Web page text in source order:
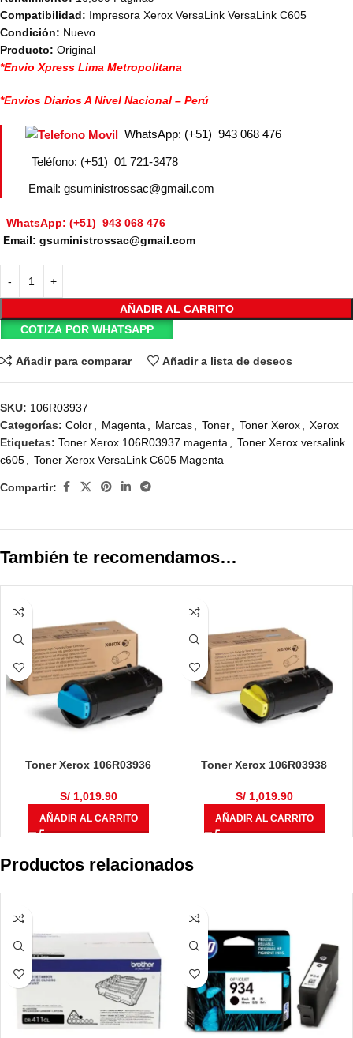
Compatibilidad: Impresora Xerox VersaLink VersaLink C605
Condición: Nuevo
Producto: Original
*Envio Xpress Lima Metropolitana
*Envios Diarios A Nivel Nacional – Perú
WhatsApp: (+51) 943 068 476
Teléfono: (+51) 01 721-3478
Email: gsuministrossac@gmail.com
WhatsApp: (+51) 943 068 476
Email: gsuministrossac@gmail.com
AÑADIR AL CARRITO
COTIZA POR WHATSAPP
Añadir para comparar Añadir a lista de deseos
SKU: 106R03937
Categorías: Color, Magenta, Marcas, Toner, Toner Xerox, Xerox
Etiquetas: Toner Xerox 106R03937 magenta, Toner Xerox versalink
c605, Toner Xerox VersaLink C605 Magenta
Compartir:
También te recomendamos…
Toner Xerox 106R03936
Páginas
S/1,019.90
AÑADIR AL CARRITO
Toner Xerox 106R03938
Páginas
S/1,019.90
AÑADIR AL CARRITO
Productos relacionados